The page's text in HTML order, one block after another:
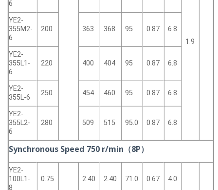
1.9
6
YE2-
355M2-
6
200 363 368 95 0.87 6.8
YE2-
355L1-
6
220 400 404 95 0.87 6.8
YE2-
355L-6
250 454 460 95 0.87 6.8
YE2-
355L2-
6
280 509 515 95.0 0.87 6.8
Synchronous Speed 750 r/min（8P）
YE2-
100L1-
8
0.75 2.40 2.40 71.0 0.67 4.0